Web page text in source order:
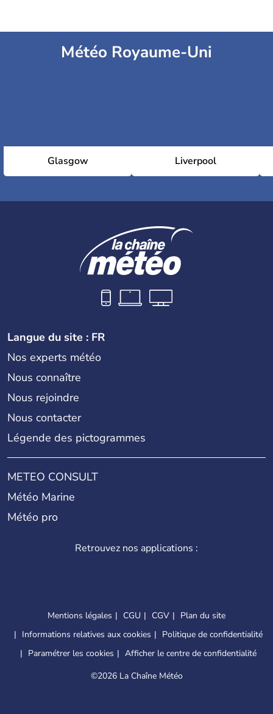
Météo Royaume-Uni
Glasgow Liverpool
Langue du site : FR
Nos experts météo
Nous connaître
Nous rejoindre
Nous contacter
Légende des pictogrammes
METEO CONSULT
Météo Marine
Météo pro
Retrouvez nos applications :
Mentions légales CGU CGV
Plan du site
Informations relatives aux cookies
Politique de confidentialité
Paramétrer les cookies
Afficher le centre de confidentialité
©2026 La Chaîne Météo